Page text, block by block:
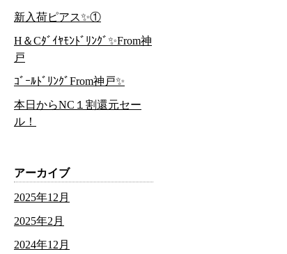
新入荷ピアス✨①
H＆Cﾀﾞｲﾔﾓﾝﾄﾞﾘﾝｸﾞ✨From神
戸
ｺﾞｰﾙﾄﾞﾘﾝｸﾞFrom神戸✨
本日からNC１割還元セー
ル！
アーカイブ
2025年12月
2025年2月
2024年12月